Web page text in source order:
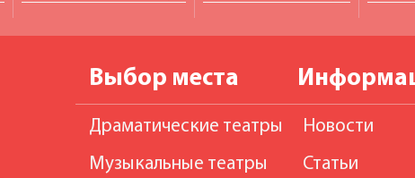
Выбор места
Драматические театры
Музыкальные театры
Новости
Статьи